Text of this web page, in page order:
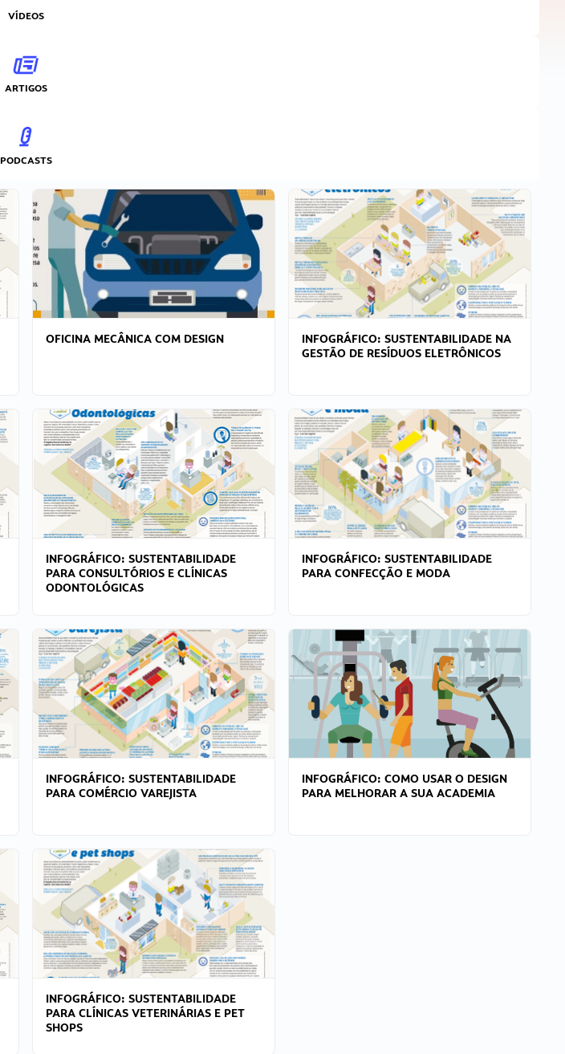
VÍDEOS
ARTIGOS
PODCASTS
OFICINA MECÂNICA COM DESIGN
INFOGRÁFICO: SUSTENTABILIDADE NA
GESTÃO DE RESÍDUOS ELETRÔNICOS
INFOGRÁFICO: SUSTENTABILIDADE
PARA CONSULTÓRIOS E CLÍNICAS
ODONTOLÓGICAS
INFOGRÁFICO: SUSTENTABILIDADE
PARA CONFECÇÃO E MODA
INFOGRÁFICO: SUSTENTABILIDADE
PARA COMÉRCIO VAREJISTA
INFOGRÁFICO: COMO USAR O DESIGN
PARA MELHORAR A SUA ACADEMIA
INFOGRÁFICO: SUSTENTABILIDADE
PARA CLÍNICAS VETERINÁRIAS E PET
SHOPS